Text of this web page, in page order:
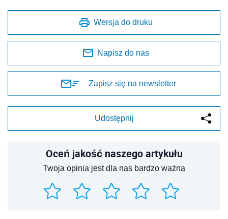
Wersja do druku
Napisz do nas
Zapisz się na newsletter
Udostępnij
Oceń jakość naszego artykułu
Twoja opinia jest dla nas bardzo ważna